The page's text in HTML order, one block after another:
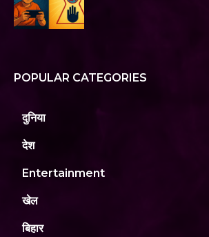
POPULAR CATEGORIES
दुनिया
देश
Entertainment
खेल
बिहार